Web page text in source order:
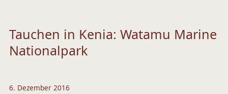
Tauchen in Kenia: Watamu Marine
Nationalpark
6. Dezember 2016